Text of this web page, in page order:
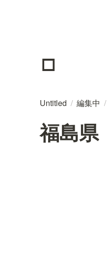
▫️
Untitled / 編集中 /
福島県